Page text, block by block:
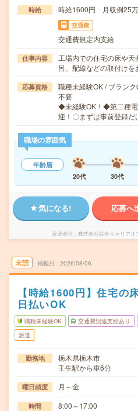
時給 時給1600円 月収例25
交通費
交通費規定内支給
仕事内容
工場内での住宅の床や
呂、配線などの取付け
応募資格
職種未経験OK / ブラン
不要
◆未経験OK！◆第二種電
迎！〇まずは事前登録
職場の雰囲気
年齢層
20代
30代
気になる! 応募へ
派遣会社 株式会社綜合キャリア
未読 掲載日 2026/08/06
【時給1600円】住宅の
日払いOK
職種未経験OK 交通費別途支給あり
派遣
勤務地
栃木県栃木市
壬生駅から車6分
曜日頻度 月～金
時間 8:00～17:00